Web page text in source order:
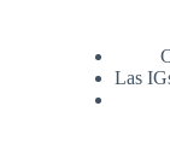
Las